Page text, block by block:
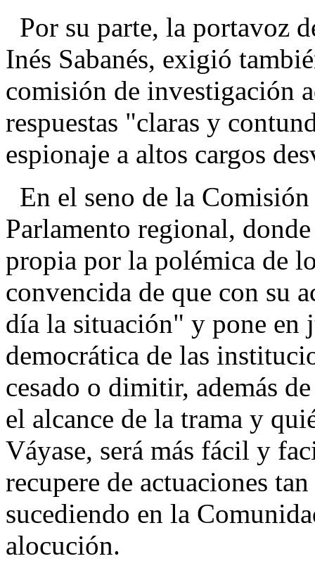
Por su parte, la portavoz
Inés Sabanés, exigió
comisión de investigación
respuestas "claras y
espionaje a altos cargos
En el seno de la
Parlamento regional,
propia por la polémica de
convencida de que con su
día la situación" y pone
democrática de las
cesado o dimitir, además
el alcance de la trama y
Váyase, será más fácil y
recupere de actuaciones
sucediendo en la
alocución.